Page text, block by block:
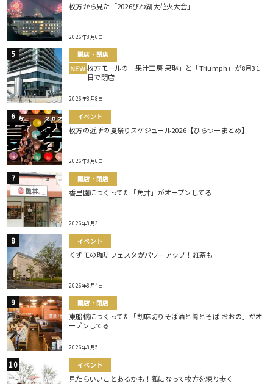
枚方から見た「2026びわ湖大花火大会」
2026年8月6日
開店・閉店
NEW 枚方モールの「果汁工房 果琳」と「Triumph」が8月31
日で閉店
2026年8月8日
イベント
枚方の近所の夏祭りスケジュール2026【ひらつーまとめ】
2026年8月6日
開店・閉店
香里園につくってた「魚丼」がオープンしてる
2026年8月3日
イベント
くずモの珈琲フェスタがパワーアップ！紅茶も
2026年8月4日
開店・閉店
東船橋につくってた「胡麻切りそば酒と肴とそば おおの」がオ
ープンしてる
2026年8月5日
イベント
見たらいいことあるかも！狐になって枚方を練り歩く